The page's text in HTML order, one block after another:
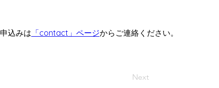
込みは 「contact」ページからご連絡ください。
Next